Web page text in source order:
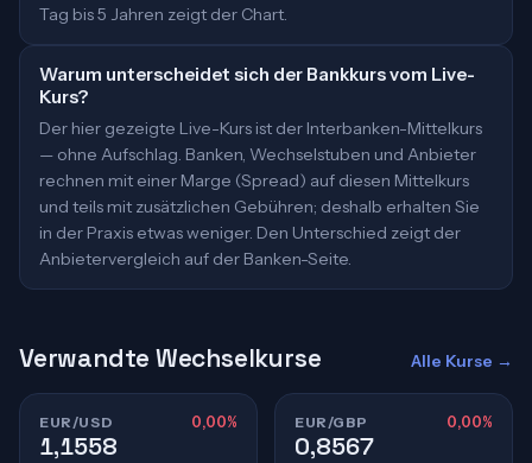
Tag bis 5 Jahren zeigt der Chart.
Warum unterscheidet sich der Bankkurs vom Live-
Kurs?
Der hier gezeigte Live-Kurs ist der Interbanken-Mittelkurs
— ohne Aufschlag. Banken, Wechselstuben und Anbieter
rechnen mit einer Marge (Spread) auf diesen Mittelkurs
und teils mit zusätzlichen Gebühren; deshalb erhalten Sie
in der Praxis etwas weniger. Den Unterschied zeigt der
Anbietervergleich auf der Banken-Seite.
Verwandte Wechselkurse Alle Kurse →
EUR/USD 0,00%
1,1558
EUR/GBP 0,00%
0,8567